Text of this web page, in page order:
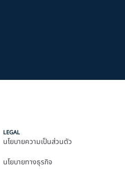
LEGAL
นโยบายความเป็นส่วนตัว
นโยบายทางธุรกิจ